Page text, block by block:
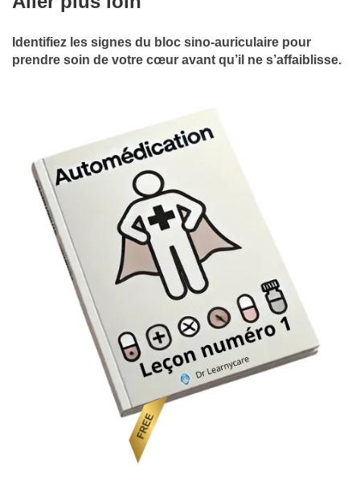
Identifiez les signes du bloc sino-auriculaire pour
prendre soin de votre cœur avant qu’il ne s’affaiblisse.